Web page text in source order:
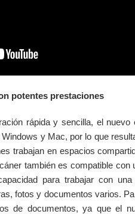
potentes prestaciones
rápida y sencilla, el nuevo
y Mac, por lo que
trabajan en espacios
también es compatible con
para trabajar con
fotos y documentos varios.
de documentos, ya que el